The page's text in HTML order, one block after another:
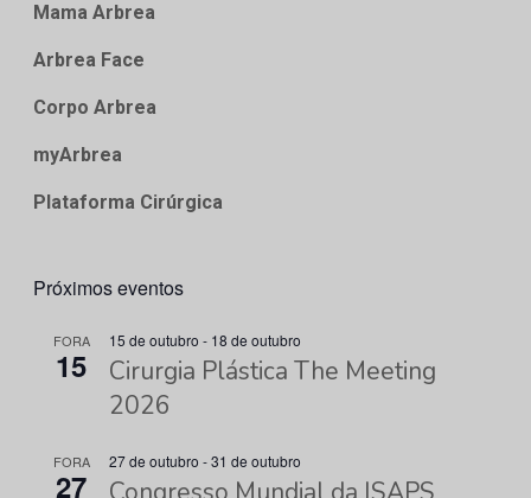
Mama Arbrea
Arbrea Face
Corpo Arbrea
myArbrea
Plataforma Cirúrgica
Próximos eventos
FORA
15
15 de outubro - 18 de outubro
Cirurgia Plástica The Meeting
2026
FORA
27
27 de outubro -31 de outubro